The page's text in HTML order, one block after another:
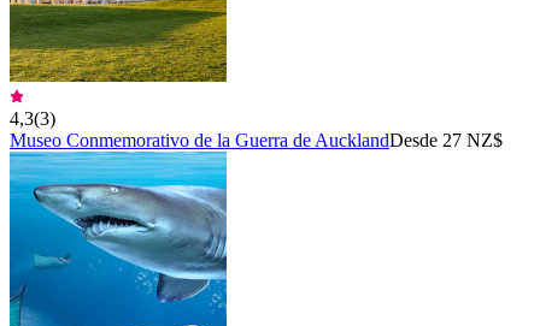
4,3(3)
Museo Conmemorativo de la Guerra de AucklandDesde 27 NZ$